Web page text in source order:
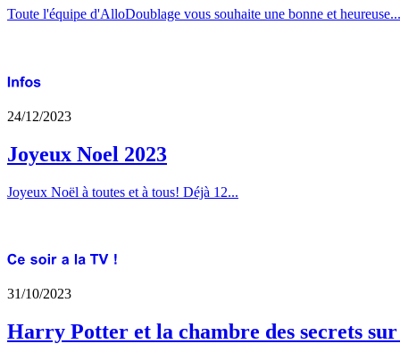
Toute l'équipe d'AlloDoublage vous souhaite une bonne et heureuse...
24/12/2023
Joyeux Noel 2023
Joyeux Noël à toutes et à tous! Déjà 12...
31/10/2023
Harry Potter et la chambre des secrets